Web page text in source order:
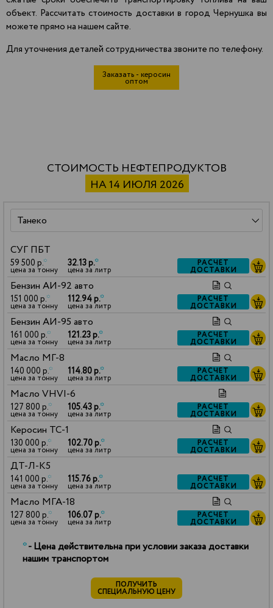
объект. Рассчитать стоимость доставки в город Чернушка вы
можете прямо на нашем сайте.
Для уточнения деталей сотрудничества звоните по телефону.
Заказать - керосин
оптом
СТОИМОСТЬ НЕФТЕПРОДУКТОВ
НА 14 ИЮЛЯ 2026
СУГ ПБТ
59 500 р.*
цена за тонну
32.13 р.*
цена за литр
РАСЧЕТ
ДОСТАВКИ
Бензин АИ-92 авто
151 000 р.*
цена за тонну
112.94 р.*
цена за литр
РАСЧЕТ
ДОСТАВКИ
Бензин АИ-95 авто
161 000 р.*
цена за тонну
121.23 р.*
цена за литр
РАСЧЕТ
ДОСТАВКИ
Масло МГ-8
140 000 р.*
цена за тонну
114.80 р.*
цена за литр
РАСЧЕТ
ДОСТАВКИ
Масло VHVI-6
127 800 р.*
цена за тонну
105.43 р.*
цена за литр
РАСЧЕТ
ДОСТАВКИ
Керосин ТС-1
130 000 р.*
цена за тонну
102.70 р.*
цена за литр
РАСЧЕТ
ДОСТАВКИ
ДТ-Л-К5
141 000 р.*
цена за тонну
115.76 р.*
цена за литр
РАСЧЕТ
ДОСТАВКИ
Масло МГА-18
127 800 р.*
цена за тонну
106.07 р.*
цена за литр
РАСЧЕТ
ДОСТАВКИ
*- Цена действительна при условии заказа доставки
нашим транспортом
ПОЛУЧИТЬ
СПЕЦИАЛЬНУЮ ЦЕНУ